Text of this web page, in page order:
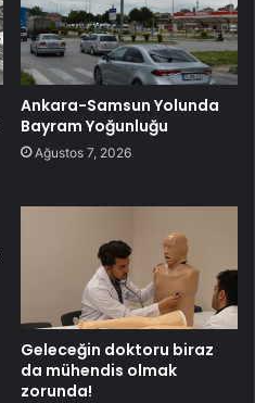
Ankara-Samsun Yolunda
Bayram Yoğunluğu
Ağustos 7, 2026
Geleceğin doktoru biraz
da mühendis olmak
zorunda!